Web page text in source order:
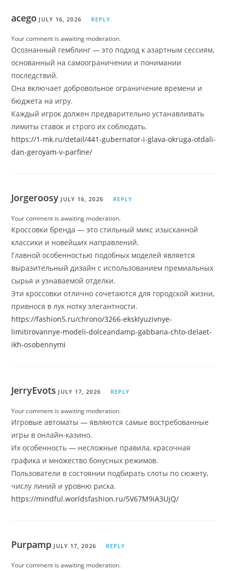
acego JULY 16, 2026 REPLY
Your comment is awaiting moderation.
Осознанный гемблинг — это подход к азартным сессиям,
основанный на самоограничении и понимании
последствий.
Она включает добровольное ограничение времени и
бюджета на игру.
Каждый игрок должен предварительно устанавливать
лимиты ставок и строго их соблюдать.
https://1-mk.ru/detail/441-gubernator-i-glava-okruga-otdali-
dan-geroyam-v-parfine/
Jorgeroosy JULY 16, 2026 REPLY
Your comment is awaiting moderation.
Кроссовки бренда — это стильный микс изысканной
классики и новейших направлений.
Главной особенностью подобных моделей является
выразительный дизайн с использованием премиальных
сырья и узнаваемой отделки.
Эти кроссовки отлично сочетаются для городской жизни,
привнося в лук нотку элегантности.
https://fashion5.ru/chrono/3266-eksklyuzivnye-
limitirovannye-modeli-dolceandamp-gabbana-chto-delaet-
ikh-osobennymi
JerryEvots JULY 17, 2026 REPLY
Your comment is awaiting moderation.
Игровые автоматы — являются самые востребованные
игры в онлайн-казино.
Их особенность — несложные правила, красочная
графика и множество бонусных режимов.
Пользователи в состоянии подбирать слоты по сюжету,
числу линий и уровню риска.
https://mindful.worldsfashion.ru/5V67M9iA3UjQ/
Purpamp JULY 17, 2026 REPLY
Your comment is awaiting moderation.